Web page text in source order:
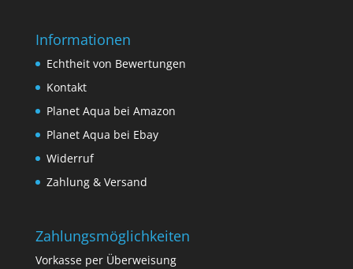
Informationen
Echtheit von Bewertungen
Kontakt
Planet Aqua bei Amazon
Planet Aqua bei Ebay
Widerruf
Zahlung & Versand
Zahlungsmöglichkeiten
Vorkasse per Überweisung